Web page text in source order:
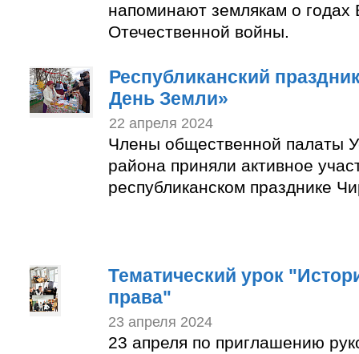
напоминают землякам о годах
Отечественной войны.
Республиканский
День Земли»
22 апреля 2024
Члены общественной палаты
района приняли активное
республиканском празднике
Тематический урок
права"
23 апреля 2024
23 апреля по приглашению